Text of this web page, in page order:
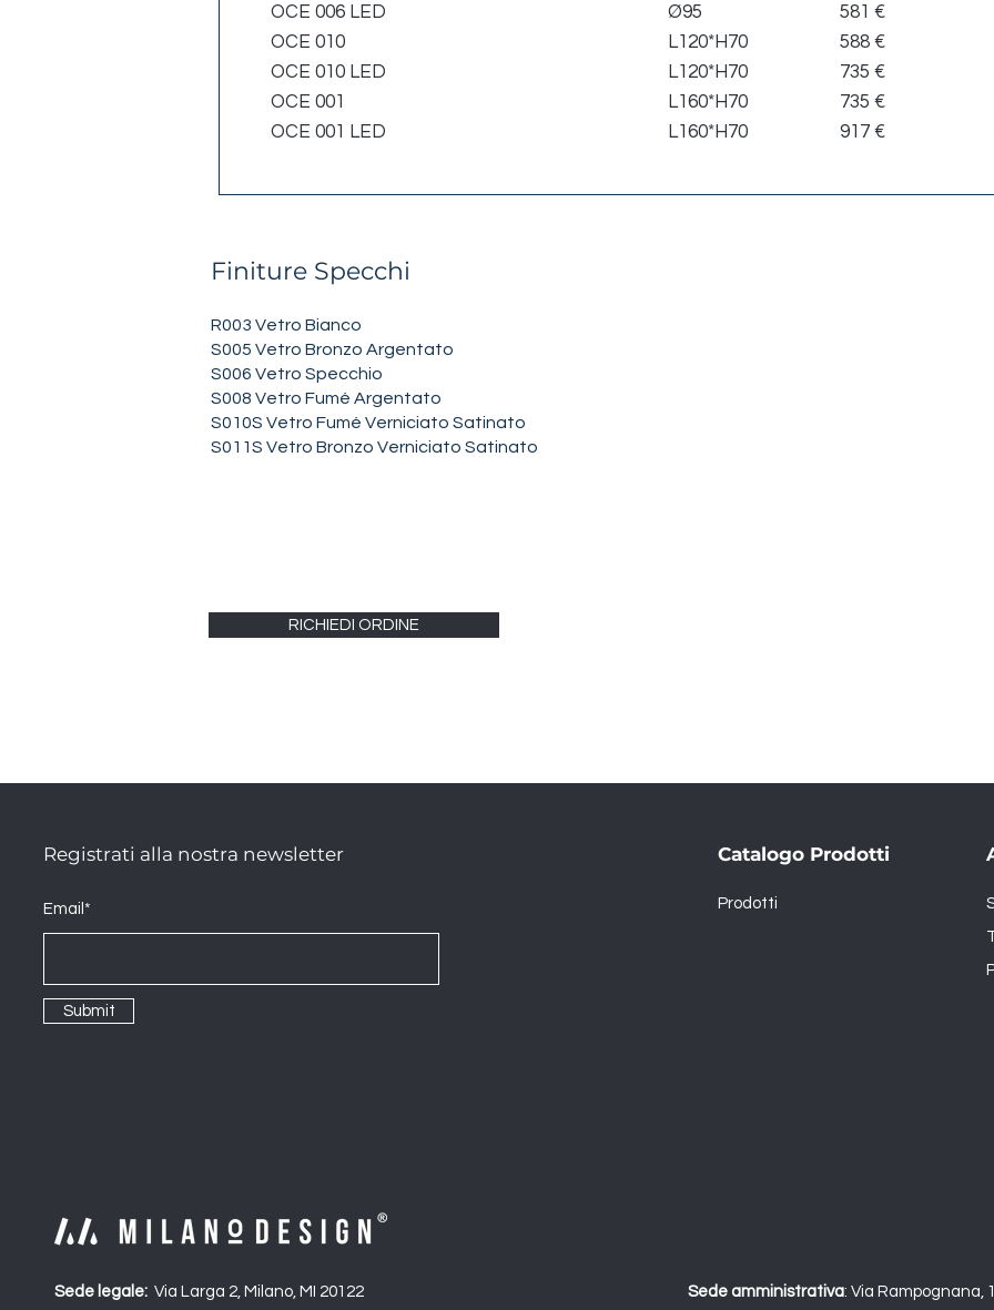
OCE 006 LED
OCE 010
OCE 010 LED
OCE 001
OCE 001 LED
Ø95
L120*H70
L120*H70
L160*H70
L160*H70
581 €
588 €
735 €
735 €
917 €
Finiture Specchi
R003 Vetro Bianco
S005 Vetro Bronzo Argentato
S006 Vetro Specchio
S008 Vetro Fumé Argentato
S010S Vetro Fumé Verniciato Satinato
S011S Vetro Bronzo Verniciato Satinato
RICHIEDI ORDINE
Registrati alla nostra newsletter
Email*
Submit
Catalogo Prodotti
Prodotti
Sede legale: Via Larga 2, Milano, MI 20122
Sede amministrativa: Via Rampognana, 1